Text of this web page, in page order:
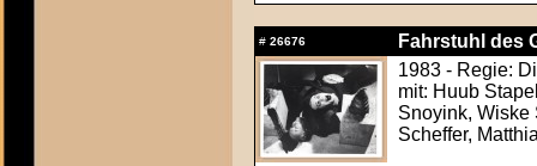
# 26676
Fahrstuhl des
1983 - Regie:
mit: Huub
Snoyink, Wiske
Scheffer,